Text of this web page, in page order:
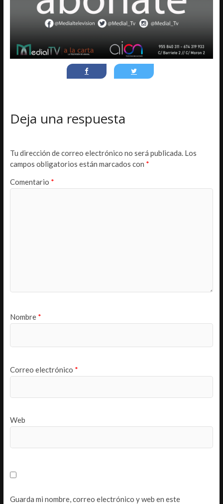
Deja una respuesta
Tu dirección de correo electrónico no será publicada. Los
campos obligatorios están marcados con *
Comentario *
Nombre *
Correo electrónico *
Web
Guarda mi nombre, correo electrónico y web en este